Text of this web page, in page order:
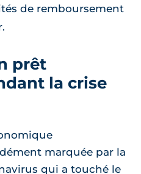
de remboursement
prêt
la crise
marquée par la
qui a touché le